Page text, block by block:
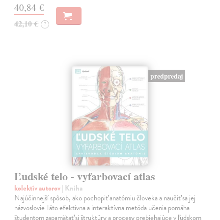
40,84 €
42,10 € ?
predpredaj
Ľudské telo - vyfarbovací atlas
kolektív autorov| Kniha
Najúčinnejší spôsob, ako pochopiť anatómiu človeka a naučiť sa jej
názvoslovie Táto efektívna a interaktívna metóda učenia pomáha
študentom zapamätať si štruktúry a procesy prebiehajúce v ľudskom